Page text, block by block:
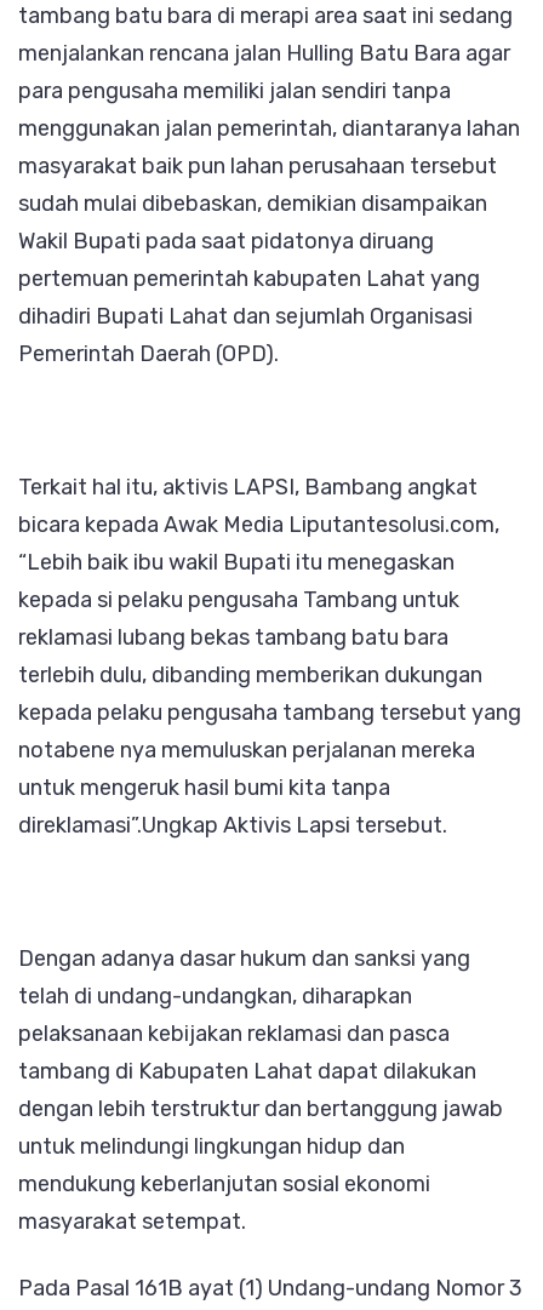
tambang batu bara di merapi area saat ini sedang
menjalankan rencana jalan Hulling Batu Bara agar
para pengusaha memiliki jalan sendiri tanpa
menggunakan jalan pemerintah, diantaranya lahan
masyarakat baik pun lahan perusahaan tersebut
sudah mulai dibebaskan, demikian disampaikan
Wakil Bupati pada saat pidatonya diruang
pertemuan pemerintah kabupaten Lahat yang
dihadiri Bupati Lahat dan sejumlah Organisasi
Pemerintah Daerah (OPD).
Terkait hal itu, aktivis LAPSI, Bambang angkat
bicara kepada Awak Media Liputantesolusi.com,
“Lebih baik ibu wakil Bupati itu menegaskan
kepada si pelaku pengusaha Tambang untuk
reklamasi lubang bekas tambang batu bara
terlebih dulu, dibanding memberikan dukungan
kepada pelaku pengusaha tambang tersebut yang
notabene nya memuluskan perjalanan mereka
untuk mengeruk hasil bumi kita tanpa
direklamasi”.Ungkap Aktivis Lapsi tersebut.
Dengan adanya dasar hukum dan sanksi yang
telah di undang-undangkan, diharapkan
pelaksanaan kebijakan reklamasi dan pasca
tambang di Kabupaten Lahat dapat dilakukan
dengan lebih terstruktur dan bertanggung jawab
untuk melindungi lingkungan hidup dan
mendukung keberlanjutan sosial ekonomi
masyarakat setempat.
Pada Pasal 161B ayat (1) Undang-undang Nomor 3